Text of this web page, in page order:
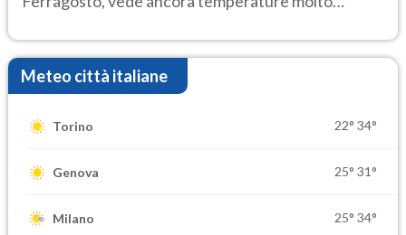
Meteo città italiane
Torino 22° 34°
Genova 25° 31°
Milano 25° 34°